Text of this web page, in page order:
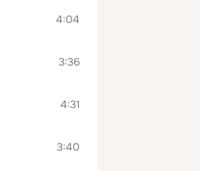
4:04
3:36
4:31
3:40